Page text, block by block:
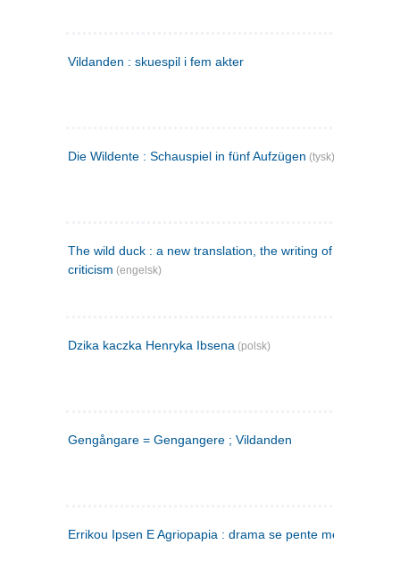
Vildanden : skuespil i fem akter
Die Wildente : Schauspiel in fünf Aufzügen (tysk)
The wild duck : a new translation, the writing of the play,
criticism (engelsk)
Dzika kaczka Henryka Ibsena (polsk)
Gengångare = Gengangere ; Vildanden
Errikou Ipsen E Agriopapia : drama se pente mere